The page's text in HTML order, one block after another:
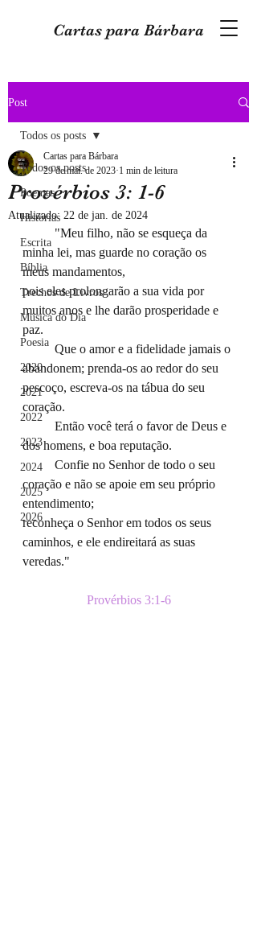
Cartas para Bárbara
Post
Todos os posts
Poemas
Histórias
Escrita
Bíblia
Trechos de Livros
Música do Dia
Poesia
2020
2021
2022
2023
2024
2025
2026
Todos os posts
Provérbios 3: 1-6
Cartas para Bárbara
29 de mai. de 2023 1 min de leitura
Atualizado: 22 de jan. de 2024
minha lei, mas guarde no coração os
meus mandamentos,
pois eles prolongarão a sua vida por
muitos anos e lhe darão prosperidade e
paz.
	Que o amor e a fidelidade jamais o
abandonem; prenda-os ao redor do seu
pescoço, escreva-os na tábua do seu
coração.
dos homens, e boa reputação.
	Confie no Senhor de todo o seu
coração e não se apoie em seu próprio
entendimento;
reconheça o Senhor em todos os seus
caminhos, e ele endireitará as suas
veredas."
Provérbios 3:1-6